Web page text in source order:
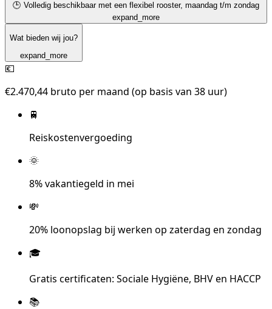
🕒 Volledig beschikbaar met een flexibel rooster, maandag t/m zondag
expand_more
Wat bieden wij jou?
expand_more
💶
€2.470,44 bruto per maand (op basis van 38 uur)
🚆
Reiskostenvergoeding
🌞
8% vakantiegeld in mei
💸
20% loonopslag bij werken op zaterdag en zondag
🎓
Gratis certificaten: Sociale Hygiëne, BHV en HACCP
📚